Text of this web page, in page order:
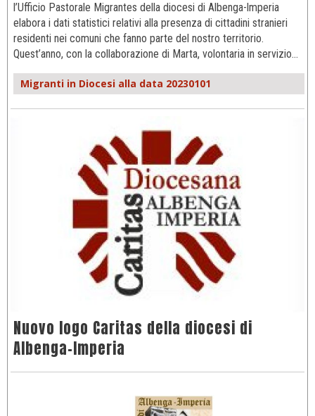
l’Ufficio Pastorale Migrantes della diocesi di Albenga-lmperia
elabora i dati statistici relativi alla presenza di cittadini stranieri
residenti nei comuni che fanno parte del nostro territorio.
Quest’anno, con la collaborazione di Marta, volontaria in servizio…
Migranti in Diocesi alla data 20230101
Nuovo logo Caritas della diocesi di
Albenga-Imperia